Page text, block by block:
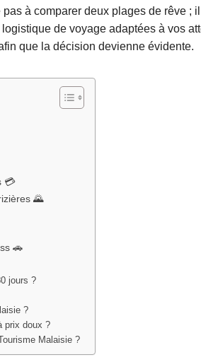
pas à comparer deux plages de rêve ; il
de voyage adaptées à vos
que la décision devienne évidente.
💳
🌄
🚗
jours ?
?
prix doux ?
Malaisie ?